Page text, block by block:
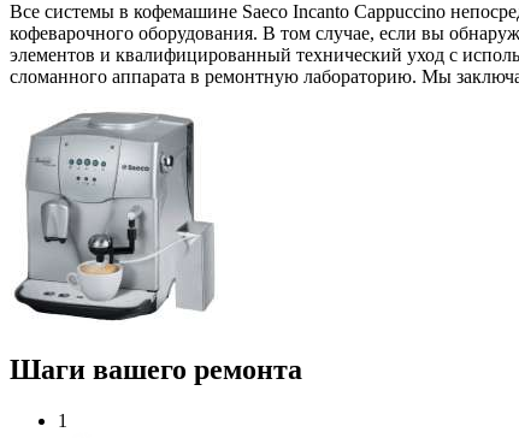
Все системы в кофемашине Saeco Incanto Cappuccino
кофеварочного оборудования. В том случае, если вы
элементов и квалифицированный технический уход с
сломанного аппарата в ремонтную лабораторию. Мы
Шаги вашего ремонта
1